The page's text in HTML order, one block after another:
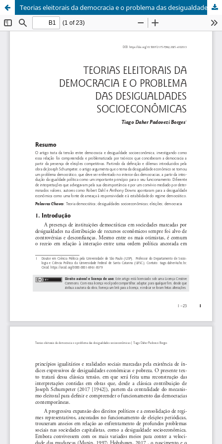
Teorias eleitorais da democracia e o problema das desigualdades socioeconômicas